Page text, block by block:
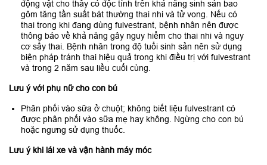
động vật cho thầy có độc tính trên khả năng sinh sản bao
gôm tăng tần suất bát thường thai nhi và tử vong. Nếu có
thai trong khi đang dùng fulvestrant, bệnh nhân nên được
thông báo về khả năng gây nguy hiểm cho thai nhi và nguy
cơ sẩy thai. Bệnh nhân trong độ tuổi sinh sản nên sử dụng
biện pháp tránh thai hiệu quả trong khi điều trị với fulvestrant
và trong 2 năm sau liều cuối cùng.
Lưu ý với phụ nữ cho con bú
Phân phối vào sữa ở chuột; không biết liệu fulvestrant có
được phân phối vào sữa mẹ hay không. Ngừng cho con bú
hoặc ngưng sử dụng thuốc.
Lưu ý khi lái xe và vận hành máy móc